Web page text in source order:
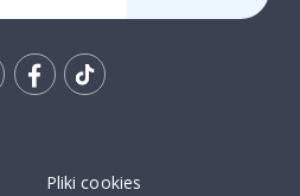
Pliki cookies